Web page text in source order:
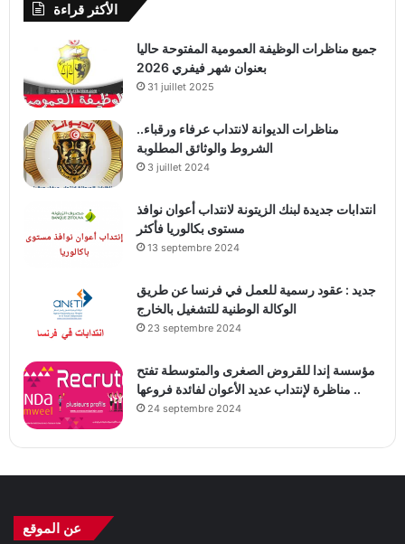
الأكثر قراءة
جميع مناظرات الوظيفة العمومية المفتوحة حاليا
بعنوان شهر فيفري 2026
31 juillet 2025
مناظرات الديوانة لانتداب عرفاء ورقباء..
الشروط والوثائق المطلوبة
3 juillet 2024
انتدابات جديدة لبنك الزيتونة لانتداب أعوان نوافذ
مستوى بكالوريا فأكثر
13 septembre 2024
جديد : عقود رسمية للعمل في فرنسا عن طريق
الوكالة الوطنية للتشغيل بالخارج
23 septembre 2024
مؤسسة إندا للقروض الصغرى والمتوسطة تفتح
مناظرة لإنتداب عديد الأعوان لفائدة فروعها ..
24 septembre 2024
عن الموقع